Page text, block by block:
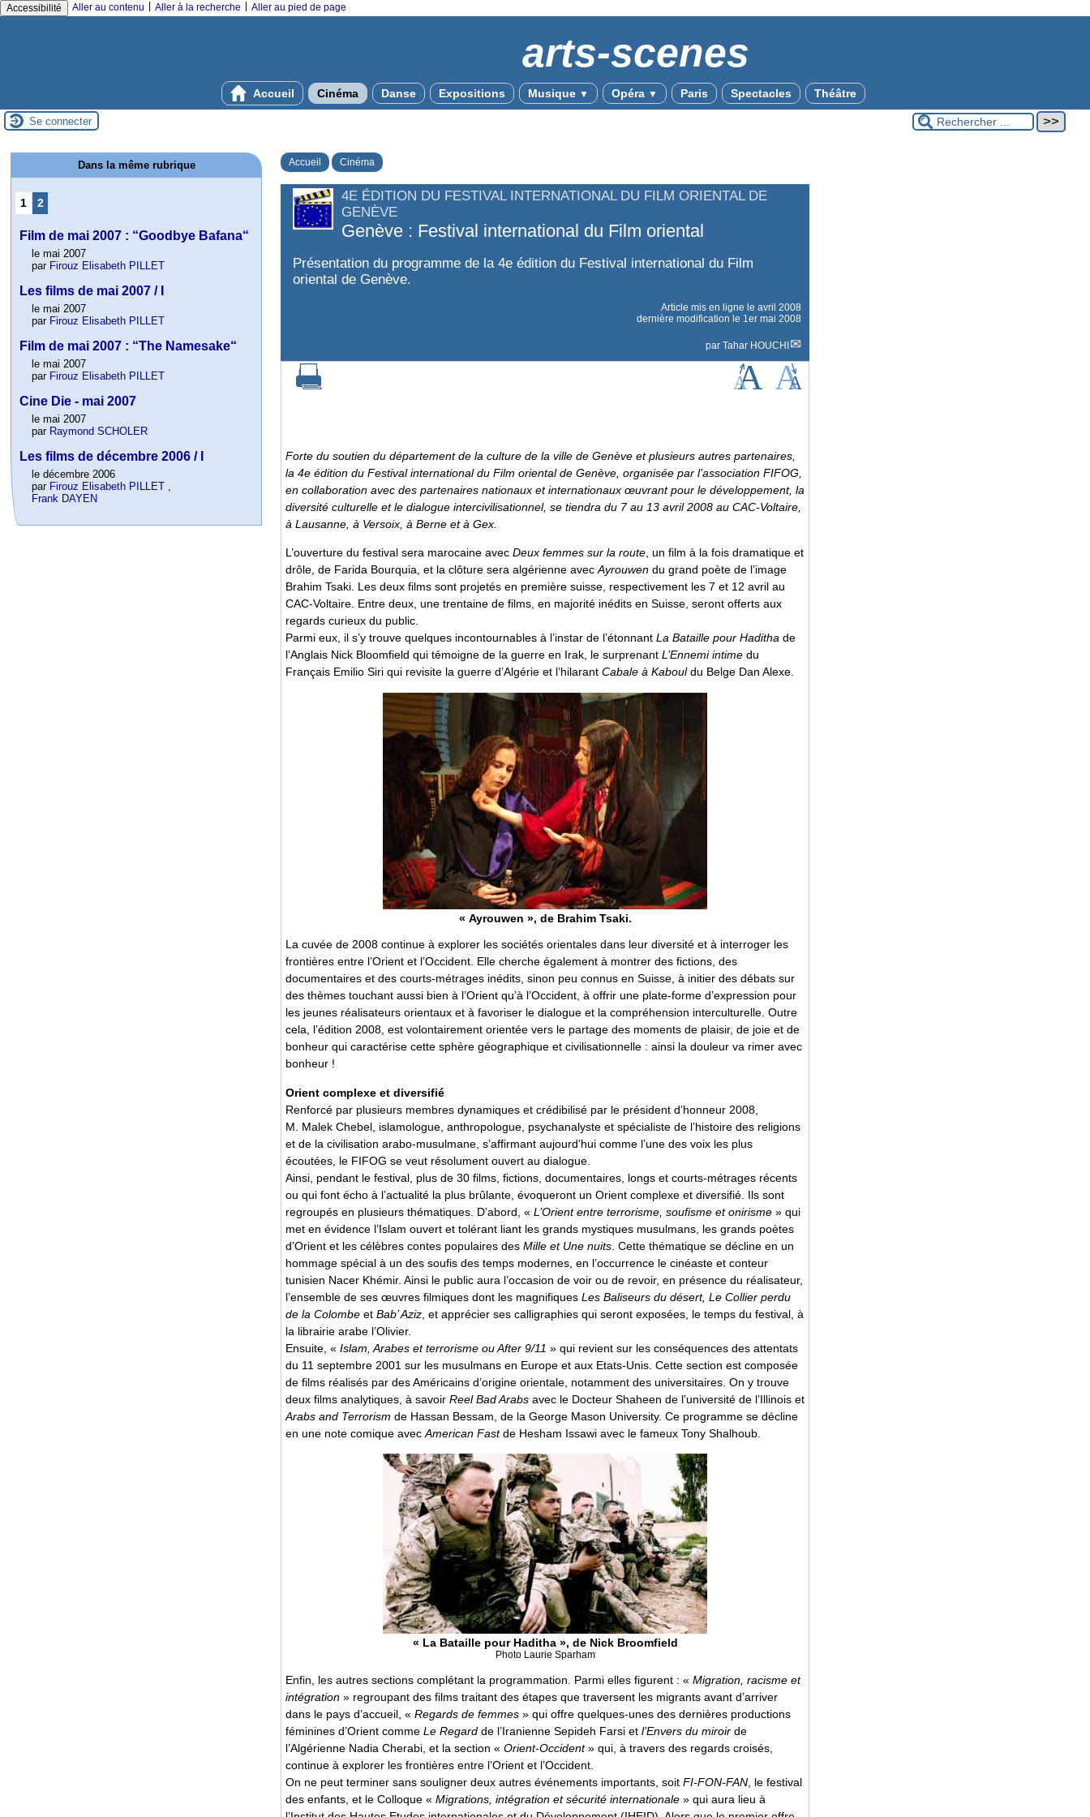
Accessibilité Aller au contenu Aller à la recherche Aller au pied de page
arts-scenes
Accueil Cinéma Danse Expositions Musique ▼ Opéra ▼ Paris Spectacles Théâtre
Se connecter
Accueil Cinéma
4E ÉDITION DU FESTIVAL INTERNATIONAL DU FILM ORIENTAL DE
GENÈVE
Genève : Festival international du Film oriental
Présentation du programme de la 4e édition du Festival international du Film
oriental de Genève.
Article mis en ligne le avril 2008
dernière modification le 1er mai 2008
par Tahar HOUCHI
Forte du soutien du département de la culture de la ville de Genève et plusieurs autres partenaires,
la 4e édition du Festival international du Film oriental de Genève, organisée par l’association FIFOG,
en collaboration avec des partenaires nationaux et internationaux œuvrant pour le développement, la
diversité culturelle et le dialogue intercivilisationnel, se tiendra du 7 au 13 avril 2008 au CAC-Voltaire,
à Lausanne, à Versoix, à Berne et à Gex.
L’ouverture du festival sera marocaine avec Deux femmes sur la route, un film à la fois dramatique et
drôle, de Farida Bourquia, et la clôture sera algérienne avecAyrouwen du grand poète de l’image
Brahim Tsaki. Les deux films sont projetés en première suisse, respectivement les 7 et 12 avril au
CAC-Voltaire. Entre deux, une trentaine de films, en majorité inédits en Suisse, seront offerts aux
regards curieux du public.
Parmi eux, il s’y trouve quelques incontournables à l’instar de l’étonnant La Bataille pour Haditha de
l’Anglais Nick Bloomfield qui témoigne de la guerre en Irak, le surprenant L’Ennemi intime du
Français Emilio Siri qui revisite la guerre d’Algérie et l’hilarant Cabale à Kabouldu Belge Dan Alexe.
« Ayrouwen », de Brahim Tsaki.
La cuvée de 2008 continue à explorer les sociétés orientales dans leur diversité et à interroger les
frontières entre l’Orient et l’Occident. Elle cherche également à montrer des fictions, des
documentaires et des courts-métrages inédits, sinon peu connus en Suisse, à initier des débats sur
des thèmes touchant aussi bien à l’Orient qu’à l’Occident, à offrir une plate-forme d’expression pour
les jeunes réalisateurs orientaux et à favoriser le dialogue et la compréhension interculturelle. Outre
cela, l’édition 2008, est volontairement orientée vers le partage des moments de plaisir, de joie et de
bonheur qui caractérise cette sphère géographique et civilisationnelle : ainsi la douleur va rimer avec
bonheur !
Orient complexe et diversifié
Renforcé par plusieurs membres dynamiques et crédibilisé par le président d’honneur 2008,
M. Malek Chebel, islamologue, anthropologue, psychanalyste et spécialiste de l’histoire des religions
et de la civilisation arabo-musulmane, s’affirmant aujourd’hui comme l’une des voix les plus
écoutées, le FIFOG se veut résolument ouvert au dialogue.
Ainsi, pendant le festival, plus de 30 films, fictions, documentaires, longs et courts-métrages récents
ou qui font écho à l’actualité la plus brûlante, évoqueront un Orient complexe et diversifié. Ils sont
regroupés en plusieurs thématiques. D’abord, « L’Orient entre terrorisme, soufisme et onirisme » qui
met en évidence l’Islam ouvert et tolérant liant les grands mystiques musulmans, les grands poètes
d’Orient et les célèbres contes populaires des Mille et Une nuits . Cette thématique se décline en un
hommage spécial à un des soufis des temps modernes, en l’occurrence le cinéaste et conteur
tunisien Nacer Khémir. Ainsi le public aura l’occasion de voir ou de revoir, en présence du réalisateur,
l’ensemble de ses œuvres filmiques dont les magnifiques Les Baliseurs du désert, Le Collier perdu
de la Colombe et Bab’ Aziz , et apprécier ses calligraphies qui seront exposées, le temps du festival, à
la librairie arabe l’Olivier.
Ensuite, « Islam, Arabes et terrorisme ou After 9/11 » qui revient sur les conséquences des attentats
du 11 septembre 2001 sur les musulmans en Europe et aux Etats-Unis. Cette section est composée
de films réalisés par des Américains d’origine orientale, notamment des universitaires. On y trouve
deux films analytiques, à savoir Reel Bad Arabs avec le Docteur Shaheen de l’université de l’Illinois et
Arabs and Terrorism de Hassan Bessam, de la George Mason University. Ce programme se décline
en une note comique avec American Fastde Hesham Issawi avec le fameux Tony Shalhoub.
« La Bataille pour Haditha », de Nick Broomfield
Photo Laurie Sparham
Enfin, les autres sections complétant la programmation. Parmi elles figurent : « Migration, racisme et
intégration » regroupant des films traitant des étapes que traversent les migrants avant d’arriver
dans le pays d’accueil, « Regards de femmes » qui offre quelques-unes des dernières productions
féminines d’Orient comme Le Regard de l’Iranienne Sepideh Farsi et l’Envers du miroir de
l’Algérienne Nadia Cherabi, et la section « Orient-Occident» qui, à travers des regards croisés,
continue à explorer les frontières entre l’Orient et l’Occident.
On ne peut terminer sans souligner deux autres événements importants, soit FI-FON-FAN, le festival
des enfants, et le Colloque « Migrations, intégration et sécurité internationale » qui aura lieu à
Dans la même rubrique
1 2
Film de mai 2007 : “Goodbye Bafana“
le mai 2007
par Firouz Elisabeth PILLET
Les films de mai 2007 / I
le mai 2007
par Firouz Elisabeth PILLET
Film de mai 2007 : “The Namesake“
le mai 2007
par Firouz Elisabeth PILLET
Cine Die - mai 2007
le mai 2007
par Raymond SCHOLER
Les films de décembre 2006 / I
le décembre 2006
par Firouz Elisabeth PILLET ,
Frank DAYEN